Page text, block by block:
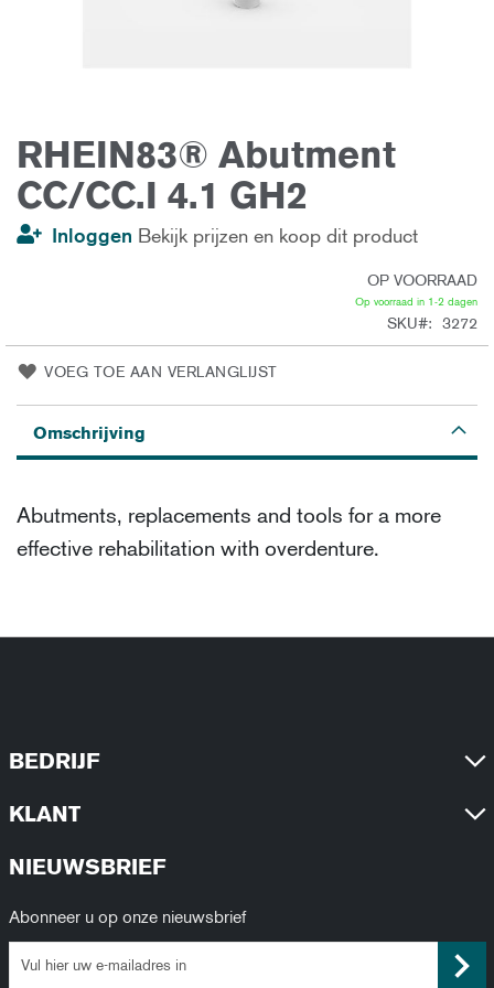
RHEIN83® Abutment
CC/CC.I 4.1 GH2
Inloggen Bekijk prijzen en koop dit product
OP VOORRAAD
Op voorraad in 1-2 dagen
SKU 3272
VOEG TOE AAN VERLANGLIJST
Ga
naar
begin
van
de
afbeeldingen-
Omschrijving
Abutments, replacements and tools for a more
effective rehabilitation with overdenture.
BEDRIJF
KLANT
NIEUWSBRIEF
Abonneer u op onze nieuwsbrief